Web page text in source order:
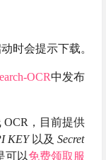
时会提示下载。
OCR中发布
OCR，目前提供
KEY以及 Secret
可以免费领取服